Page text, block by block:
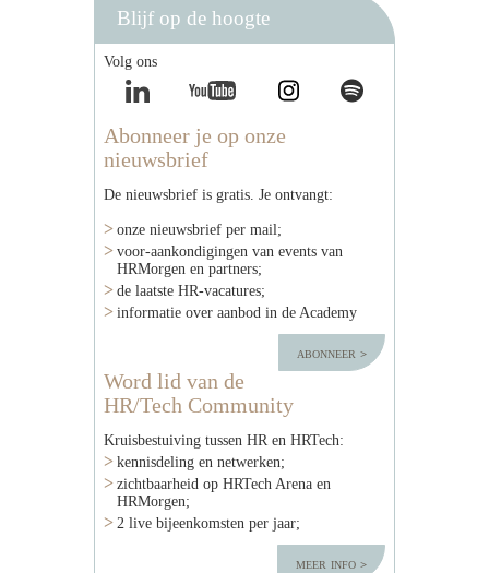
Blijf op de hoogte
Volg ons
Abonneer je op onze
nieuwsbrief
De nieuwsbrief is gratis. Je ontvangt:
onze nieuwsbrief per mail;
voor-aankondigingen van events van
HRMorgen en partners;
de laatste HR-vacatures;
informatie over aanbod in de Academy
abonneer
Word lid van de
HR/Tech Community
Kruisbestuiving tussen HR en HRTech:
kennisdeling en netwerken;
zichtbaarheid op HRTech Arena en
HRMorgen;
2 live bijeenkomsten per jaar;
meer info